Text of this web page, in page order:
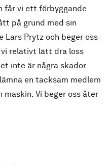
får vi ett förbyggande
på grund med sin
Lars Prytz och beger oss
relativt lätt dra loss
inte är några skador
en tacksam medlem
maskin. Vi beger oss åter